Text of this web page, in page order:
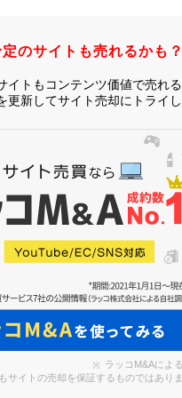
のサイトも売れるかも
イトもコンテンツ価値で売れ
更新してサイト売却にトライ
ラッコM&Aによ
サイトの売却を保証するものではあり